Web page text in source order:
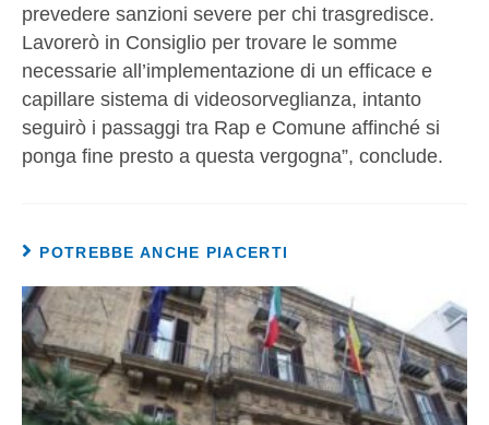
prevedere sanzioni severe per chi trasgredisce.
Lavorerò in Consiglio per trovare le somme
necessarie all’implementazione di un efficace e
capillare sistema di videosorveglianza, intanto
seguirò i passaggi tra Rap e Comune affinché si
ponga fine presto a questa vergogna”, conclude.
POTREBBE ANCHE PIACERTI